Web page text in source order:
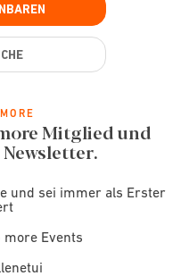
Mitglied und
und sei immer als Erster
more Events